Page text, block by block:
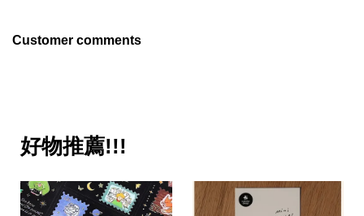
Customer comments
好物推薦!!!